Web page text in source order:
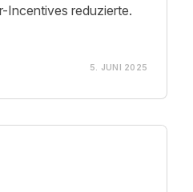
Incentives reduzierte.
5. JUNI 2025